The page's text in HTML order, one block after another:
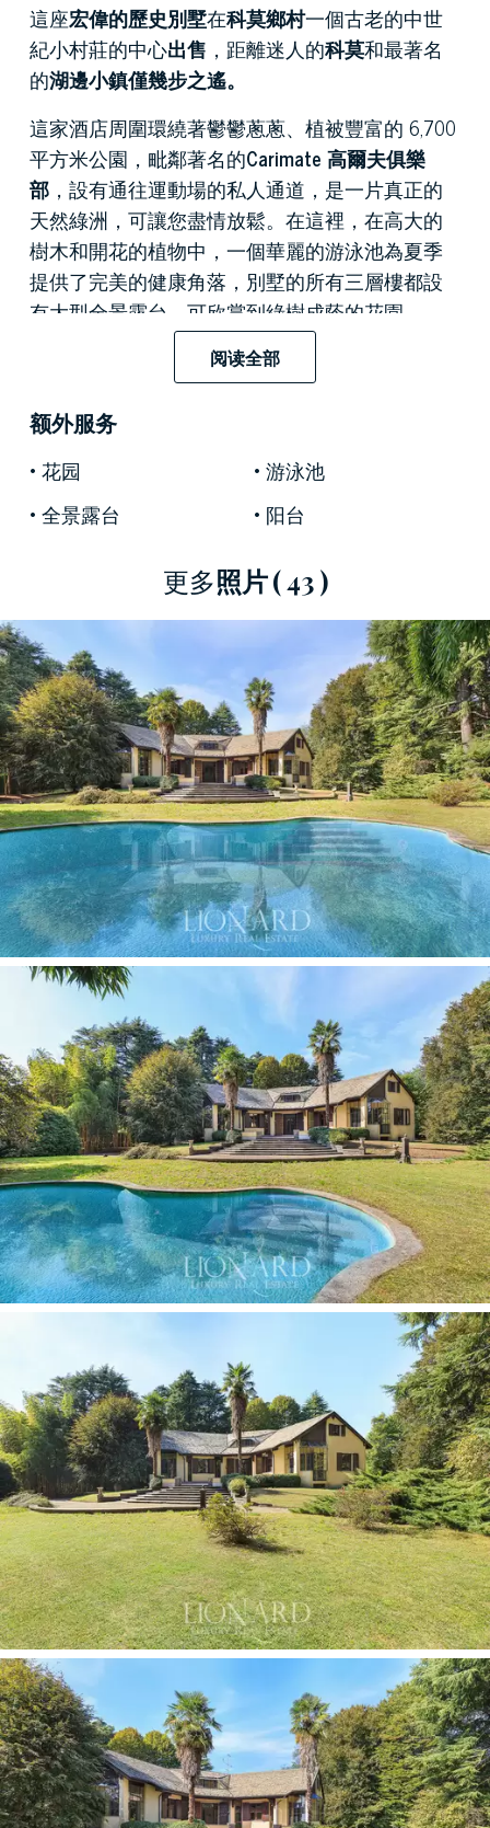
這座宏偉的歷史別墅在科莫鄉村一個古老的中世
紀小村莊的中心出售 ，距離迷人的科莫和最著名
的湖邊小鎮僅幾步之遙。
這家酒店周圍環繞著鬱鬱蔥蔥、植被豐富的 6,700
平方米公園，毗鄰著名的Carimate 高爾夫俱樂
部 ，設有通往運動場的私人通道，是一片真正的
天然綠洲，可讓您盡情放鬆。在這裡，在高大的
樹木和開花的植物中，一個華麗的游泳池為夏季
提供了完美的健康角落，別墅的所有三層樓都設
有大型全景露台，可欣賞到綠樹成蔭的花園。
作為可根據個人品味定制的專屬私人住宅的理想
之選，該莊園還可以重新設計為高爾夫俱樂部服
務的優雅空間，設有俱樂部會所和現代水療中
有 29 個住宅房間，包括 7 間臥室和 8 間浴室，
以及一個帶多個停車位的大車庫。
美麗的待售別墅 距離 科莫 市和
半小時車程，是可定制的歷史建築的典範。
阅读全部
额外服务
花园
游泳池
全景露台
阳台
更多照片( 43 )